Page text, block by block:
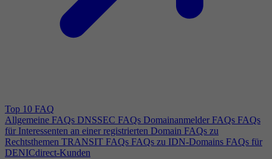
Top 10 FAQ
Allgemeine FAQs DNSSEC FAQs Domainanmelder FAQs FAQs
für Interessenten an einer registrierten Domain FAQs zu
Rechtsthemen TRANSIT FAQs FAQs zu IDN-Domains FAQs für
DENICdirect-Kunden